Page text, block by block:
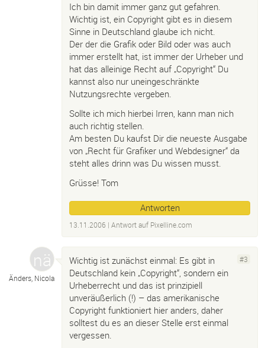
Ich bin damit immer ganz gut gefahren.
Wichtig ist, ein Copyright gibt es in diesem
Sinne in Deutschland glaube ich nicht.
Der der die Grafik oder Bild oder was auch
immer erstellt hat, ist immer der Urheber und
hat das alleinige Recht auf „Copyright“ Du
kannst also nur uneingeschränkte
Nutzungsrechte vergeben.
Sollte ich mich hierbei Irren, kann man nich
auch richtig stellen.
Am besten Du kaufst Dir die neueste Ausgabe
von „Recht für Grafiker und Webdesigner“ da
steht alles drinn was Du wissen musst.
Grüsse! Tom
Antworten
13.11.2006 | Antwort auf Pixelline.com
Änders, Nicola
#3
Wichtig ist zunächst einmal: Es gibt in
Deutschland kein „Copyright“, sondern ein
Urheberrecht und das ist prinzipiell
unveräußerlich (!) – das amerikanische
Copyright funktioniert hier anders, daher
solltest du es an dieser Stelle erst einmal
vergessen.